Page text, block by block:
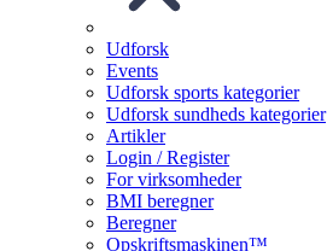
Udforsk
Events
Udforsk sports kategorier
Udforsk sundheds kategorier
Artikler
Login / Register
For virksomheder
BMI beregner
Beregner
Opskriftsmaskinen™